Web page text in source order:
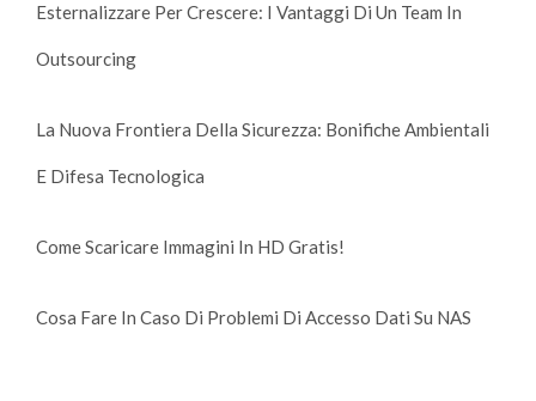
Esternalizzare Per Crescere: I Vantaggi Di Un Team In
Outsourcing
La Nuova Frontiera Della Sicurezza: Bonifiche Ambientali
E Difesa Tecnologica
Come Scaricare Immagini In HD Gratis!
Cosa Fare In Caso Di Problemi Di Accesso Dati Su NAS